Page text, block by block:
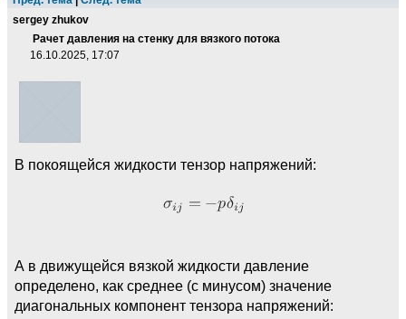
sergey zhukov
Рачет давления на стенку для вязкого потока
16.10.2025, 17:07
В покоящейся жидкости тензор напряжений:
А в движущейся вязкой жидкости давление
определено, как среднее (с минусом) значение
диагональных компонент тензора напряжений: